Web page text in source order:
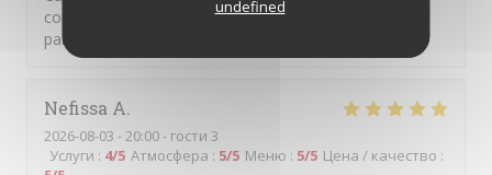
undefined
comme dans la dégustation. Service agréable et lieu
particulièrement appréciable en été.
Nefissa A
2026-08-03 - 20:00 - гости 3
Услуги : 4/5 Атмосфера : 5/5 Меню : 5/5 Цена / качество :